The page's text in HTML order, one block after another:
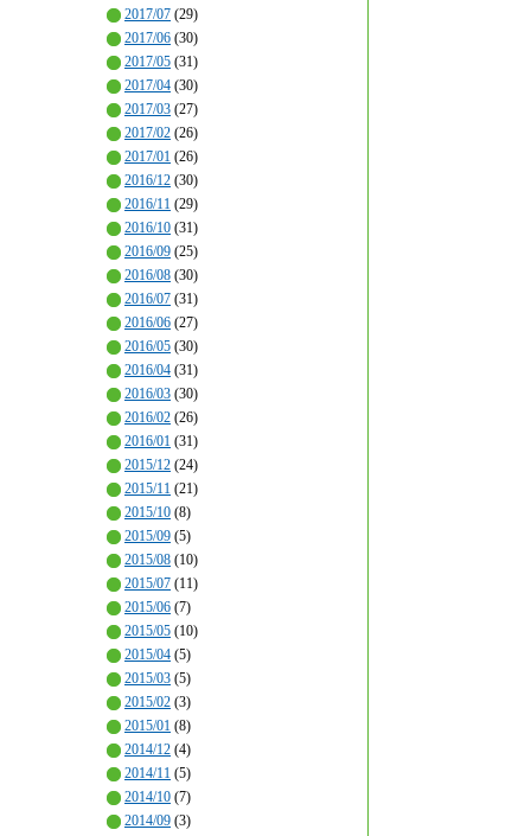
2017/07 (29)
2017/06 (30)
2017/05 (31)
2017/04 (30)
2017/03 (27)
2017/02 (26)
2017/01 (26)
2016/12 (30)
2016/11 (29)
2016/10 (31)
2016/09 (25)
2016/08 (30)
2016/07 (31)
2016/06 (27)
2016/05 (30)
2016/04 (31)
2016/03 (30)
2016/02 (26)
2016/01 (31)
2015/12 (24)
2015/11 (21)
2015/10 (8)
2015/09 (5)
2015/08 (10)
2015/07 (11)
2015/06 (7)
2015/05 (10)
2015/04 (5)
2015/03 (5)
2015/02 (3)
2015/01 (8)
2014/12 (4)
2014/11 (5)
2014/10 (7)
2014/09 (3)